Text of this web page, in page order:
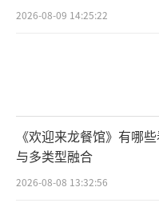
孕期营养补充
元。
2026-08-09 14:25:22
《欢迎来龙餐馆》有哪
与多类型融合
2026-08-08 13:32:56